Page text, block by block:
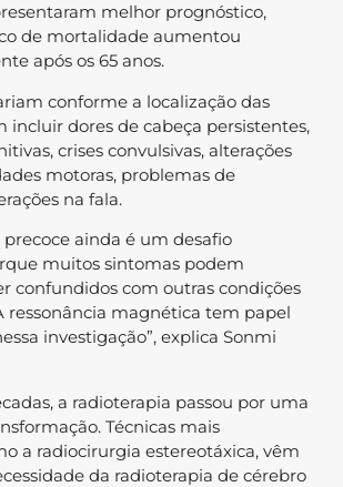
melhor prognóstico,
de mortalidade aumentou
após os 65 anos.
conforme a localização das
incluir dores de cabeça persistentes,
crises convulsivas, alterações
motoras, problemas de
na fala.
precoce ainda é um desafio
muitos sintomas podem
confundidos com outras condições
ressonância magnética tem papel
investigação”, explica Sonmi
a radioterapia passou por uma
Técnicas mais
a radiocirurgia estereotáxica, vêm
da radioterapia de cérebro